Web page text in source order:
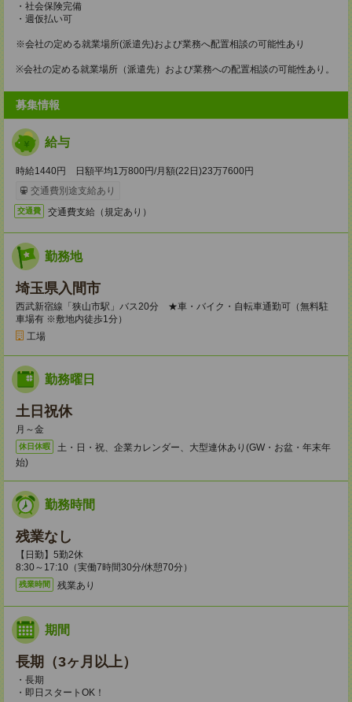
・社会保険完備
・週仮払い可
※会社の定める就業場所(派遣先)および業務へ配置相談の可能性あり
※会社の定める就業場所（派遣先）および業務への配置相談の可能性あり。
募集情報
給与
時給1440円 日額平均1万800円/月額(22日)23万7600円
交通費別途支給あり
交通費 交通費支給（規定あり）
勤務地
埼玉県入間市
西武新宿線「狭山市駅」バス20分 ★車・バイク・自転車通勤可（無料駐
車場有 ※敷地内徒歩1分）
工場
勤務曜日
土日祝休
月～金
休日休暇
土・日・祝、企業カレンダー、大型連休あり(GW・お盆・年末年
始)
勤務時間
残業なし
【日勤】5勤2休
8:30～17:10（実働7時間30分/休憩70分）
残業時間 残業あり
期間
長期（3ヶ月以上）
・長期
・即日スタートOK！